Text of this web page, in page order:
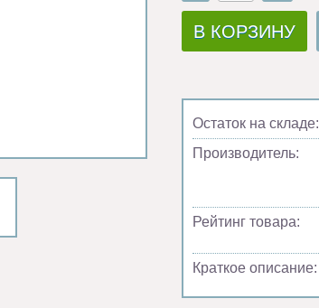
В КОРЗИНУ
Остаток на складе:
Производитель:
Рейтинг товара:
Краткое описание: